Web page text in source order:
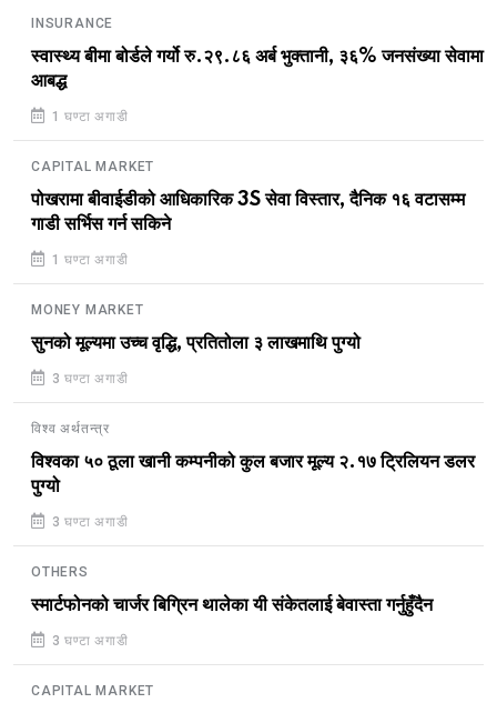
INSURANCE
स्वास्थ्य बीमा बोर्डले गर्यो रु.२९.८६ अर्ब भुक्तानी, ३६% जनसंख्या सेवामा
आबद्ध
1 घण्टा अगाडी
CAPITAL MARKET
पोखरामा बीवाईडीको आधिकारिक 3S सेवा विस्तार, दैनिक १६ वटासम्म
गाडी सर्भिस गर्न सकिने
1 घण्टा अगाडी
MONEY MARKET
सुनको मूल्यमा उच्च वृद्धि, प्रतितोला ३ लाखमाथि पुग्यो
3 घण्टा अगाडी
विश्व अर्थतन्त्र
विश्वका ५० ठूला खानी कम्पनीको कुल बजार मूल्य २.१७ ट्रिलियन डलर
पुग्यो
3 घण्टा अगाडी
OTHERS
स्मार्टफोनको चार्जर बिग्रिन थालेका यी संकेतलाई बेवास्ता गर्नुहुँदैन
3 घण्टा अगाडी
CAPITAL MARKET